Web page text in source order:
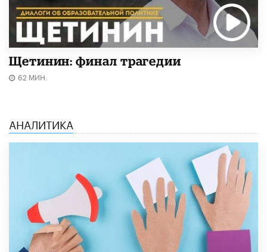
Щетинин: финал трагедии
62 МИН.
АНАЛИТИКА